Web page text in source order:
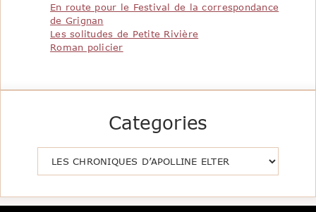
En route pour le Festival de la correspondance
de Grignan
Les solitudes de Petite Rivière
Roman policier
Categories